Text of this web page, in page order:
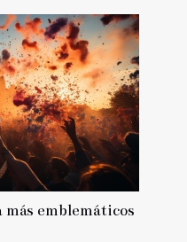
emblemáticos